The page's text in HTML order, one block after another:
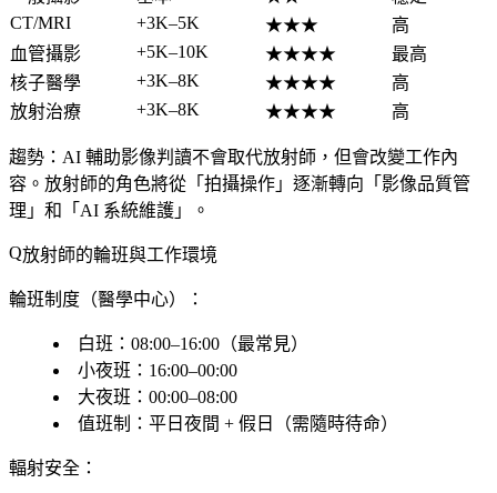
CT/MRI
+3K–5K ★★★
高
血管攝影
+5K–10K ★★★★
最高
核子醫學
+3K–8K ★★★★
高
放射治療
+3K–8K ★★★★ 高
趨勢 ：AI 輔助影像判讀不會取代放射師，但會改變工作內
容。放射師的角色將從「拍攝操作」逐漸轉向「影像品質管
理」和「AI 系統維護」。
放射師的輪班與工作環境
輪班制度（醫學中心）：
白班：08:00–16:00（最常見）
小夜班：16:00–00:00
大夜班：00:00–08:00
值班制：平日夜間 + 假日（需隨時待命）
輻射安全：